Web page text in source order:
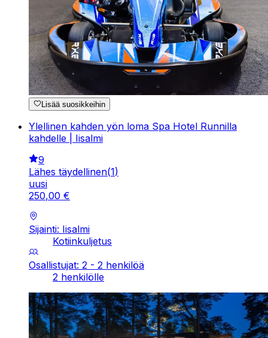
Lisää suosikkeihin
Ylellinen kahden yön loma Spa Hotel Runnilla
kahdelle | Iisalmi
9
Lähes täydellinen(1)
uusi
250,00 €
Sijainti: Iisalmi
Kotiinkuljetus
Osallistujat: 2 - 2 henkilöä
2 henkilölle